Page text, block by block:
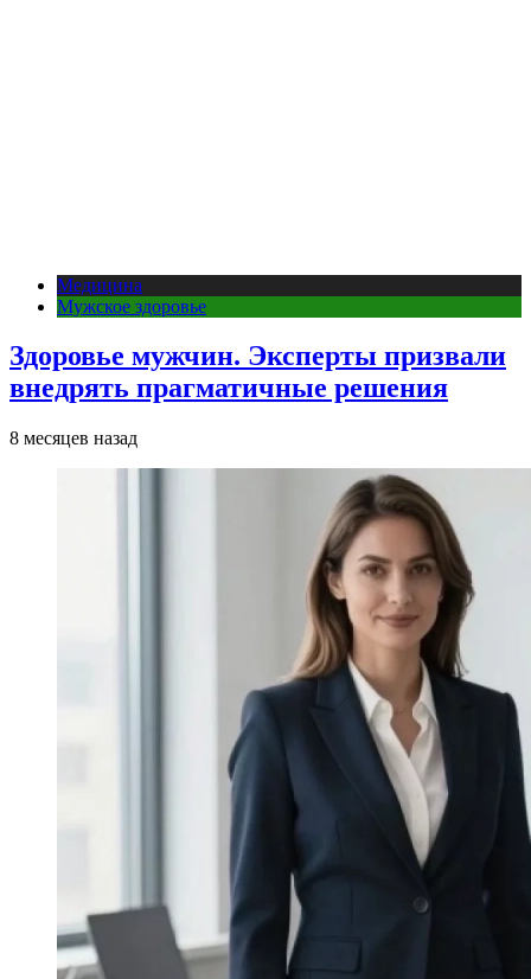
Медицина
Мужское здоровье
Здоровье мужчин. Эксперты призвали
внедрять прагматичные решения
8 месяцев назад